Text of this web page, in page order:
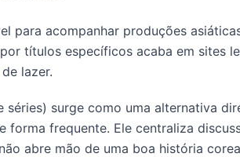
para acompanhar produções
títulos específicos acaba em sites
lazer.
séries) surge como uma alternativa
forma frequente. Ele centraliza
abre mão de uma boa história